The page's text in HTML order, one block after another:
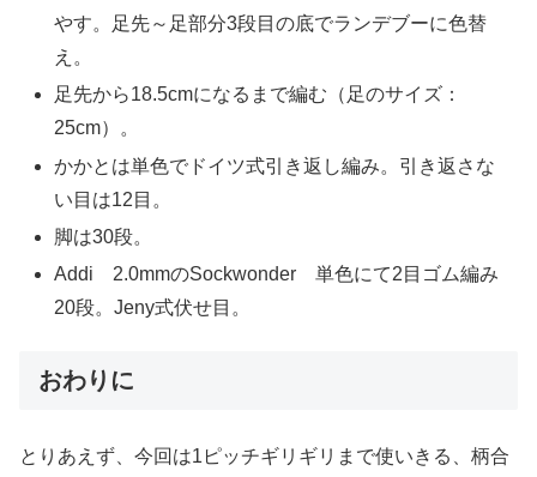
やす。足先～足部分3段目の底でランデブーに色替
え。
足先から18.5cmになるまで編む（足のサイズ：
25cm）。
かかとは単色でドイツ式引き返し編み。引き返さな
い目は12目。
脚は30段。
Addi 2.0mmのSockwonder 単色にて2目ゴム編み
20段。Jeny式伏せ目。
おわりに
とりあえず、今回は1ピッチギリギリまで使いきる、柄合